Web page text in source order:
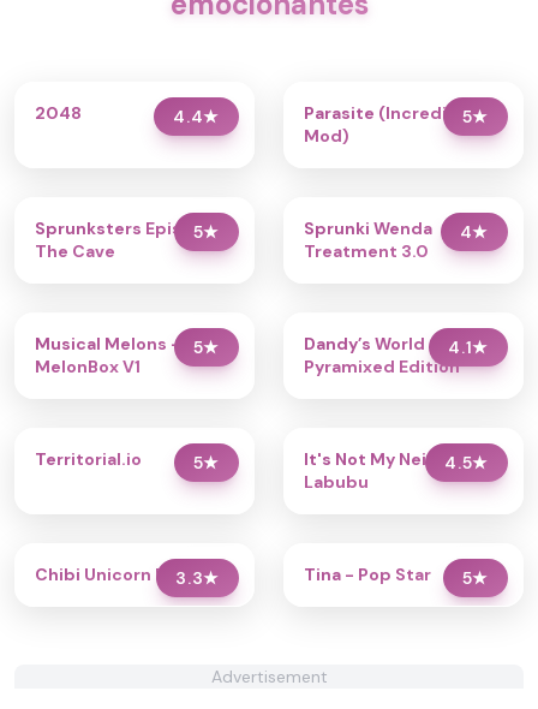
4.4★
2048 5★
Parasite (Incredibox
Mod)
5★
Sprunksters Episode 2:
The Cave
4★
Sprunki Wenda
Treatment 3.0
5★
Musical Melons –
MelonBox V1
4.1★
Dandy’s World
Pyramixed Edition
5★
Territorial.io 4.5★
It's Not My Neighbor:
Labubu
3.3★
Chibi Unicorn Dress Up 5★
Tina - Pop Star
Advertisement